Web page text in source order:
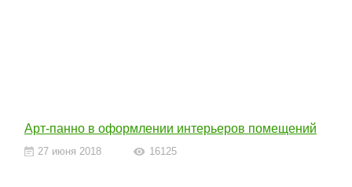
Арт-панно в оформлении интерьеров помещений
27 июня 2018 16125